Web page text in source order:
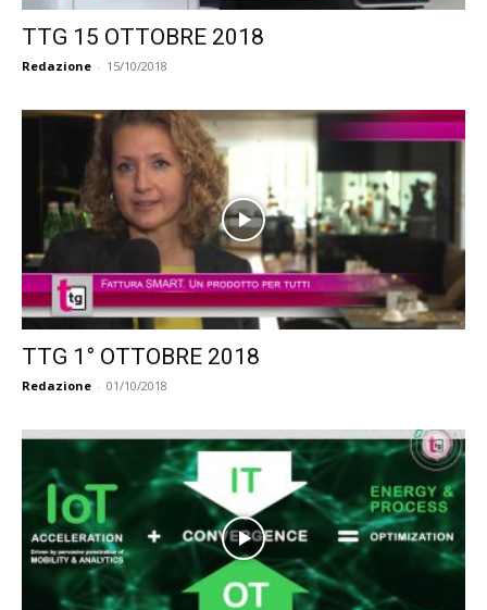
TTG 15 OTTOBRE 2018
Redazione - 15/10/2018
TTG 1° OTTOBRE 2018
Redazione - 01/10/2018